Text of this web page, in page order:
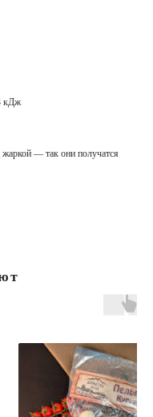
кДж
жаркой — так они получатся